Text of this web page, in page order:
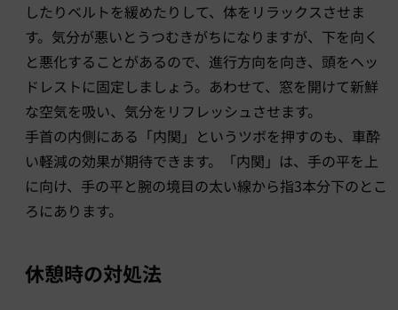
したりベルトを緩めたりして、体をリラックスさせま
す。気分が悪いとうつむきがちになりますが、下を向く
と悪化することがあるので、進行方向を向き、頭をヘッ
ドレストに固定しましょう。あわせて、窓を開けて新鮮
な空気を吸い、気分をリフレッシュさせます。
手首の内側にある「内関」というツボを押すのも、車酔
い軽減の効果が期待できます。「内関」は、手の平を上
に向け、手の平と腕の境目の太い線から指3本分下のとこ
ろにあります。
休憩時の対処法